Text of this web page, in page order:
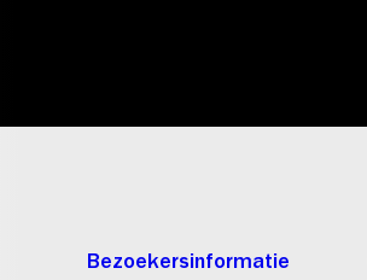
Bezoekersinformatie